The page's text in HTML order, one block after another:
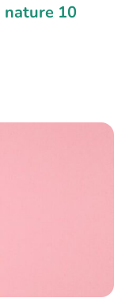
nature 10